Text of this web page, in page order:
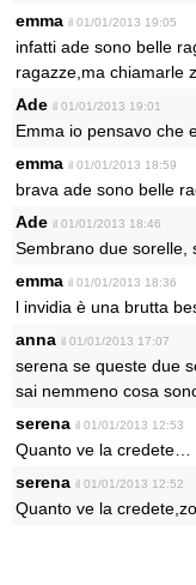
emma il 01/01/2013 19:05
infatti ade sono belle
ragazze,ma chiamarle
Ade il 01/01/2013 19:01
Emma io pensavo che
emma il 01/01/2013 18:59
brava ade sono belle
Ade il 01/01/2013 18:46
Sembrano due sorelle,
emma il 01/01/2013 18:36
l invidia è una brutta
anna il 01/01/2013 17:07
serena se queste due
sai nemmeno cosa
serena il 01/01/2013 12:53
Quanto ve la credete…
serena il 01/01/2013 12:52
Quanto ve la